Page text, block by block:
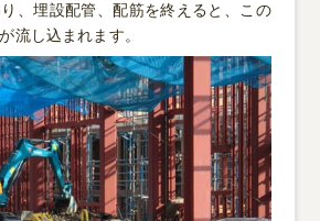
、埋設配管、配筋を終えると、この
流し込まれます。